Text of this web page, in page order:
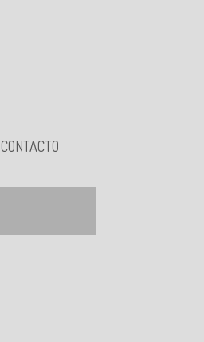
CONTACTO